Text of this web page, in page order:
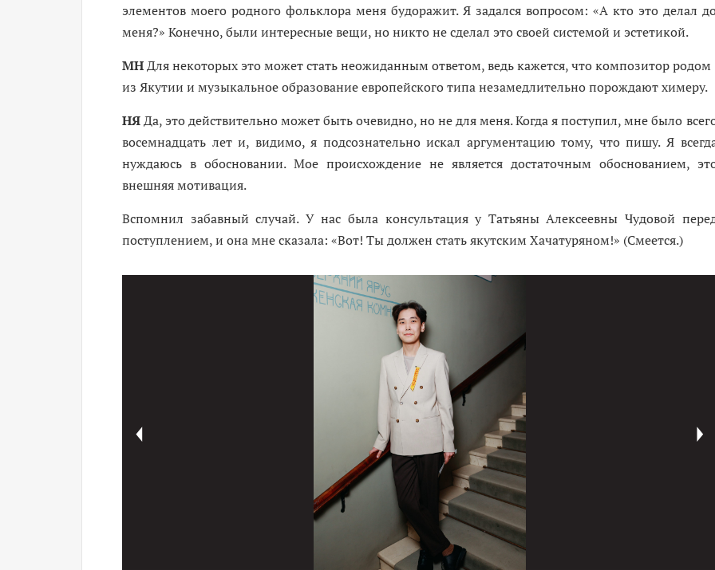
элементов моего родного фольклора меня будоражит. Я задался вопросом: «А кто это делал
меня?» Конечно, были интересные вещи, но никто не сделал это своей системой и эстетикой.
МНДля некоторых это может стать неожиданным ответом, ведь кажется, что композитор родом
из Якутии и музыкальное образование европейского типа незамедлительно порождают химеру.
НЯДа, это действительно может быть очевидно, но не для меня. Когда я поступил, мне было
восемнадцать лет и, видимо, я подсознательно искал аргументацию тому, что пишу. Я
нуждаюсь в обосновании. Мое происхождение не является достаточным обоснованием,
внешняя мотивация.
Вспомнил забавный случай. У нас была консультация у Татьяны Алексеевны Чудовой
поступлением, и она мне сказала: «Вот! Ты должен стать якутским Хачатуряном!» (Смеется.)